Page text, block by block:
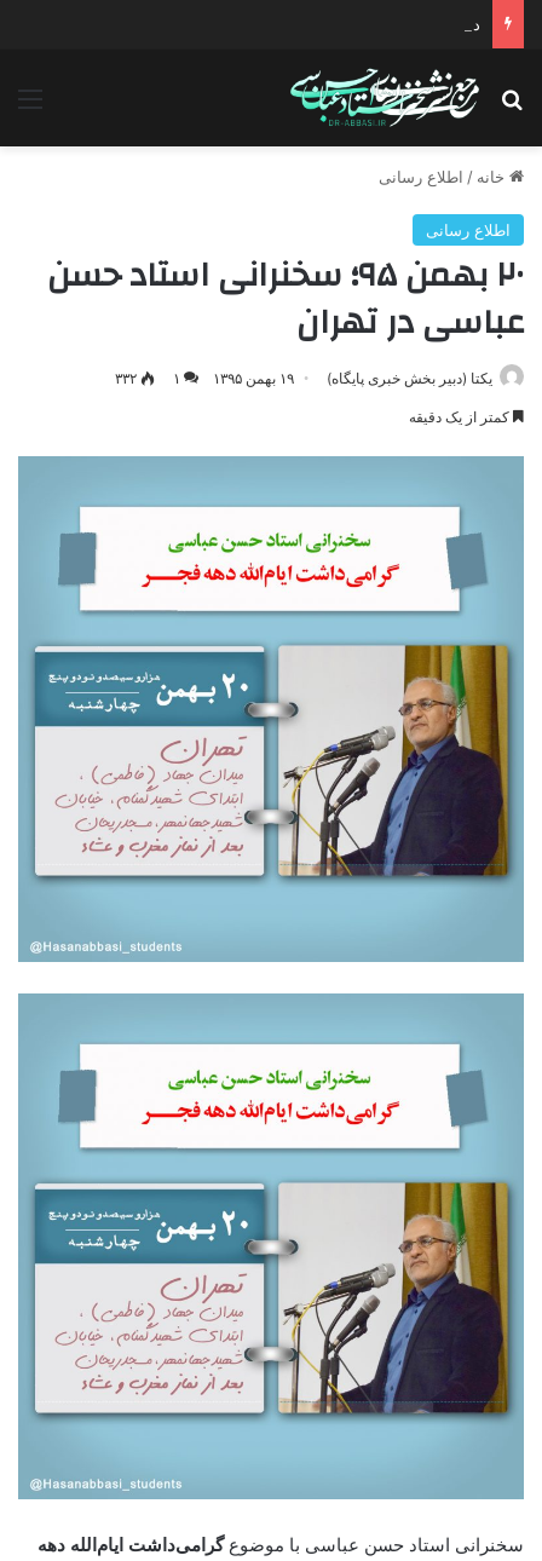
دانلود سخنرانی استاد حسن عباسی با موضوع چهار انتخاب ۱۴۰۰
جستجو برای
خانه / اطلاع رسانی
اطلاع رسانی
۲۰ بهمن ۹۵؛ سخنرانی استاد حسن
عباسی در تهران
یکتا (دبیر بخش خبری پایگاه) ۱۹ بهمن ۱۳۹۵ ۱ ۳۳۲
کمتر از یک دقیقه
سخنرانی استاد حسن عباسی با موضوع گرامی‌داشت ایام‌الله دهه